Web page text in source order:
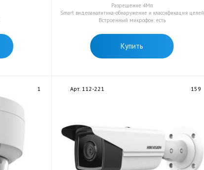
Разрешение 4Мп
Smart видеоаналитика-обнаружение и классификация целей
Встроенный микрофон: есть
Купить
1 Арт. 112-221 159